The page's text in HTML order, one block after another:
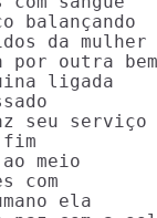
balançando
da mulher
por outra
ligada
seu serviço
fim
meio
com
ela